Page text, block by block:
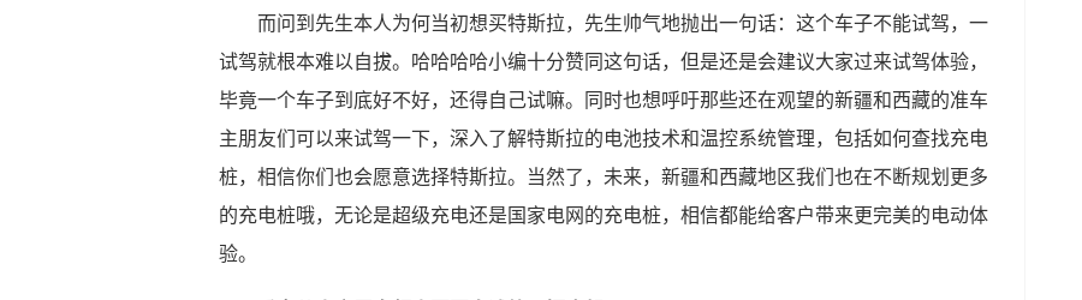
而问到先生本人为何当初想买特斯拉，先生帅气地抛出一句话：这个车子不能试驾，一
试驾就根本难以自拔。哈哈哈哈小编十分赞同这句话，但是还是会建议大家过来试驾体验，
毕竟一个车子到底好不好，还得自己试嘛。同时也想呼吁那些还在观望的新疆和西藏的准车
主朋友们可以来试驾一下，深入了解特斯拉的电池技术和温控系统管理，包括如何查找充电
桩，相信你们也会愿意选择特斯拉。当然了，未来，新疆和西藏地区我们也在不断规划更多
的充电桩哦，无论是超级充电还是国家电网的充电桩，相信都能给客户带来更完美的电动体
验。